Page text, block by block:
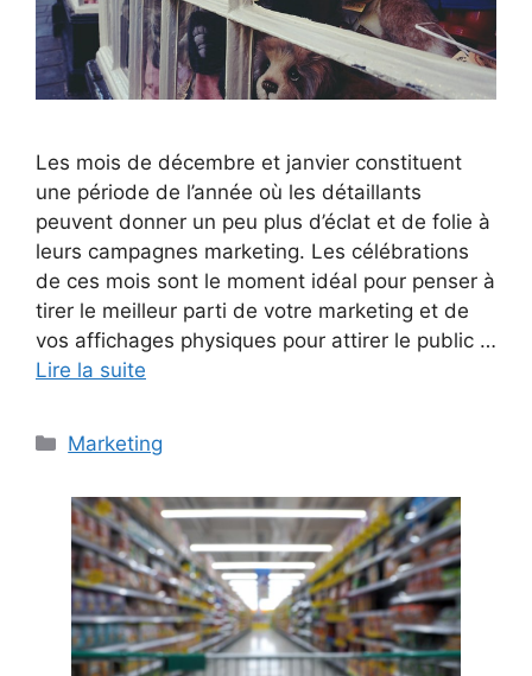
Les mois de décembre et janvier constituent
une période de l’année où les détaillants
peuvent donner un peu plus d’éclat et de folie à
leurs campagnes marketing. Les célébrations
de ces mois sont le moment idéal pour penser à
tirer le meilleur parti de votre marketing et de
vos affichages physiques pour attirer le public …
Lire la suite
Catégories
Marketing